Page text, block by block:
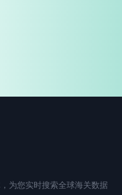
为您实时搜索全球海关数据